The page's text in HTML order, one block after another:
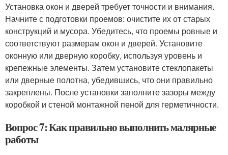
Установка окон и дверей требует точности и внимания.
Начните с подготовки проемов: очистите их от старых
конструкций и мусора. Убедитесь, что проемы ровные и
соответствуют размерам окон и дверей. Установите
оконную или дверную коробку, используя уровень и
крепежные элементы. Затем установите стеклопакеты
или дверные полотна, убедившись, что они правильно
закреплены. После установки заполните зазоры между
коробкой и стеной монтажной пеной для герметичности.
Вопрос 7: Как правильно выполнить малярные
работы